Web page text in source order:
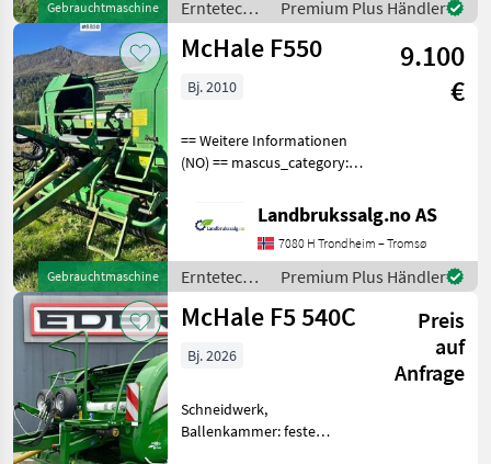
Gebrauchtmaschine
Erntetechnik
Grünland /
McHale
Premium Plus Händler
Gebrauchtmaschine
McHale F550
9.100
€
Bj. 2010
== Weitere Informationen
(NO) == mascus_category:
Bitte geben Sie auf Anfrage
die Referenznummer an:
8830 Weitere Bilder finden
Sie unter en
Landbrukssalg.no AS
7080 H Trondheim – Tromsø
Erntetechnik
Grünland /
McHale
Premium Plus Händler
McHale F5 540C
Preis
auf
Anfrage
Bj. 2026
Schneidwerk,
Ballenkammer: feste